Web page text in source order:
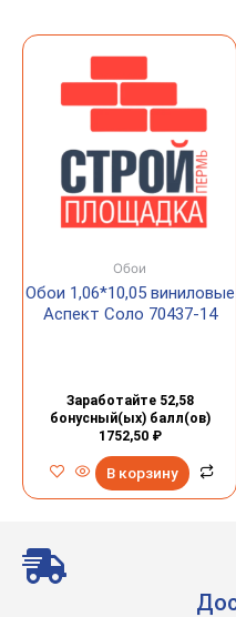
Обои
Обои 1,06*10,05 виниловые
Аспект Соло 70437-14
Заработайте 52,58
бонусный(ых) балл(ов)
1752,50 ₽
В корзину